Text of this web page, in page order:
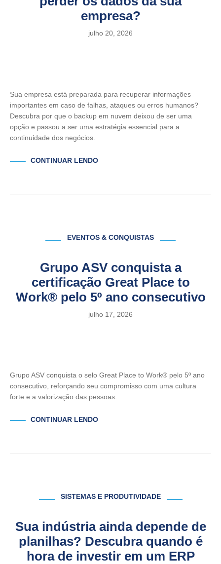
empresa?
julho 20, 2026
Sua empresa está preparada para recuperar informações
importantes em caso de falhas, ataques ou erros humanos?
Descubra por que o backup em nuvem deixou de ser uma
opção e passou a ser uma estratégia essencial para a
continuidade dos negócios.
CONTINUAR LENDO
EVENTOS & CONQUISTAS
Grupo ASV conquista a
certificação Great Place to
Work® pelo 5º ano consecutivo
julho 17, 2026
Grupo ASV conquista o selo Great Place to Work® pelo 5º ano
consecutivo, reforçando seu compromisso com uma cultura
forte e a valorização das pessoas.
CONTINUAR LENDO
SISTEMAS E PRODUTIVIDADE
Sua indústria ainda depende de
planilhas? Descubra quando é
hora de investir em um ERP